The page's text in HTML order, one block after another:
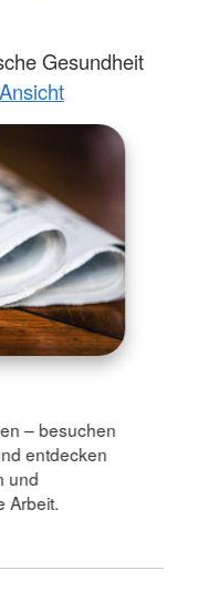
Gesundheit
– besuchen
entdecken
und
Arbeit.